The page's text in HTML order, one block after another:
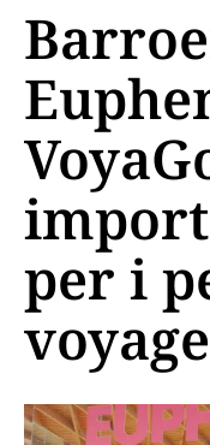
per i